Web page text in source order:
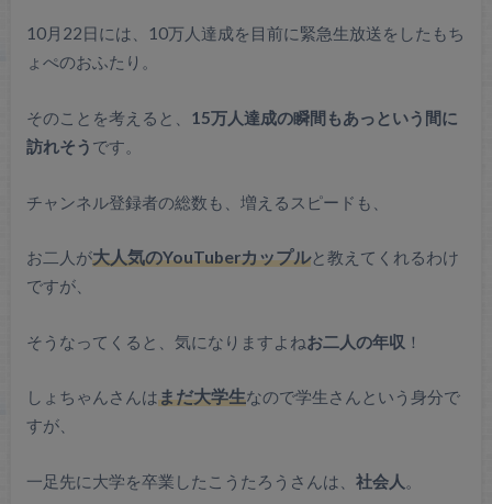
10月22日には、10万人達成を目前に緊急生放送をしたもち
ょぺのおふたり。
そのことを考えると、 15万人達成の瞬間もあっという間に
訪れそう です。
チャンネル登録者の総数も、増えるスピードも、
お二人が大人気のYouTuberカップルと教えてくれるわけ
ですが、
そうなってくると、気になりますよねお二人の年収 ！
しょちゃんさんはまだ大学生なので学生さんという身分で
すが、
一足先に大学を卒業したこうたろうさんは、 社会人 。